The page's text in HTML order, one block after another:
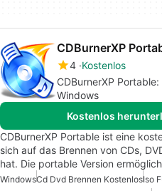
CDBurnerXP
4 Kostenlos
CDBurnerXP
Windows
Kostenlos
CDBurnerXP Portable ist eine
sich auf das Brennen von CDs,
hat. Die portable Version
WindowsCd Dvd Brennen KostenlosIso